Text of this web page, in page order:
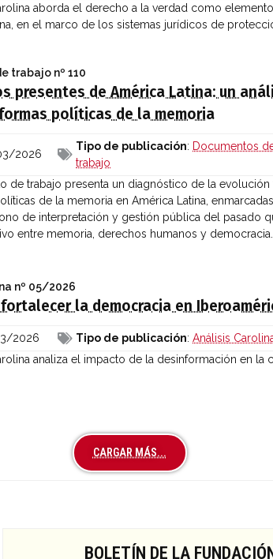
aborda el derecho a la verdad como
en el marco de los sistemas jurídicos de
trabajo nº 110
presentes de América Latina: un
políticas de la memoria
2026
Tipo de publicación: Documentos
trabajo
de trabajo presenta un diagnóstico de la
de la memoria en América Latina,
de interpretación y gestión pública del pasado
entre memoria, derechos humanos y democracia.
nº 05/2026
la democracia en
2026 Tipo de publicación:Análisis
analiza el impacto de la desinformación en la
CARGAR MÁS...
BOLETÍN DE LA